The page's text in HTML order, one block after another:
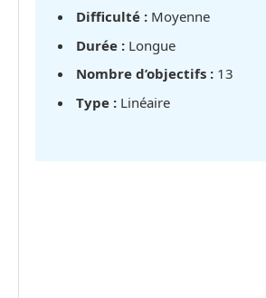
Difficulté : Moyenne
Durée : Longue
Nombre d’objectifs : 13
Type : Linéaire